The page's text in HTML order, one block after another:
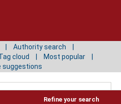
Authority search
cloud
Most popular
suggestions
Refine your search